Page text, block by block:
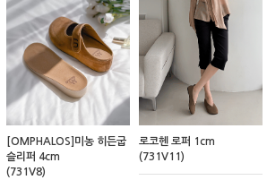
[OMPHALOS]미농 히든굽
슬리퍼 4cm
(731V8)
로코헨 로퍼 1cm
(731V11)